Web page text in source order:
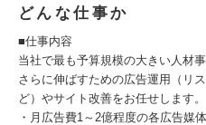
どんな仕事か
■仕事内容
当社で最も予算規模の大きい人材
さらに伸ばすための広告運用（リ
ど）やサイト改善をお任せします。
・月広告費1～2億程度の各広告媒